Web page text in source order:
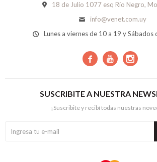
18 de Julio 1077 esq Río Negro,
info@venet.com.uy
Lunes a viernes de 10 a 19 y Sábados
  
SUSCRIBITE A NUESTRA
¡Suscribite y recibí todas nuestras